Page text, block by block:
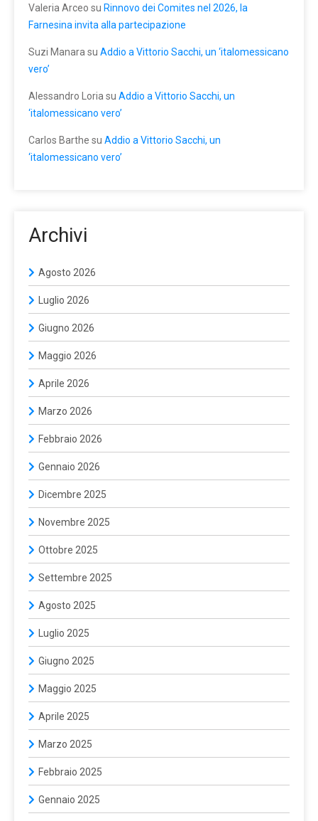
Valeria Arceo su Rinnovo dei Comites nel 2026, la
Farnesina invita alla partecipazione
Suzi Manara su Addio a Vittorio Sacchi, un ‘italomessicano
vero’
Alessandro Loria su Addio a Vittorio Sacchi, un
‘italomessicano vero’
Carlos Barthe su Addio a Vittorio Sacchi, un
‘italomessicano vero’
Archivi
Agosto 2026
Luglio 2026
Giugno 2026
Maggio 2026
Aprile 2026
Marzo 2026
Febbraio 2026
Gennaio 2026
Dicembre 2025
Novembre 2025
Ottobre 2025
Settembre 2025
Agosto 2025
Luglio 2025
Giugno 2025
Maggio 2025
Aprile 2025
Marzo 2025
Febbraio 2025
Gennaio 2025